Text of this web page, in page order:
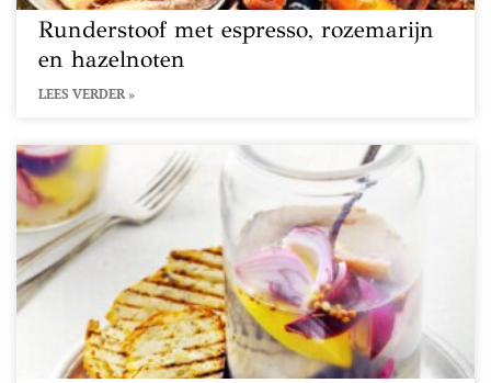
Runderstoof met espresso, rozemarijn
en hazelnoten
LEES VERDER »